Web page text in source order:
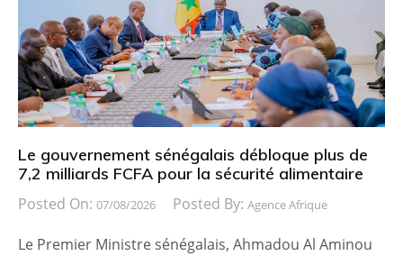
Le gouvernement sénégalais débloque plus de
7,2 milliards FCFA pour la sécurité alimentaire
Posted On: 07/08/2026 Posted By: Agence Afrique
Le Premier Ministre sénégalais, Ahmadou Al Aminou